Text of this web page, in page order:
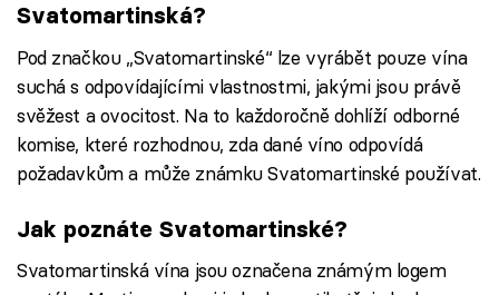
Svatomartinská?
Pod značkou „Svatomartinské“ lze vyrábět pouze vína
suchá s odpovídajícími vlastnostmi, jakými jsou právě
svěžest a ovocitost. Na to každoročně dohlíží odborné
komise, které rozhodnou, zda dané víno odpovídá
požadavkům a může známku Svatomartinské používat.
Jak poznáte Svatomartinské?
Svatomartinská vína jsou označena známým logem